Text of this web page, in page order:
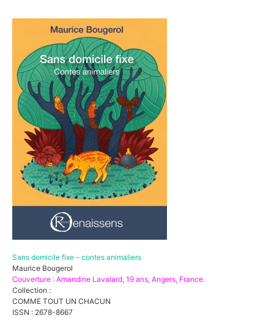
Sans domicile fixe – contes animaliers
Maurice Bougerol
Couverture : Amandine Lavalard, 19 ans, Angers, France.
Collection :
COMME TOUT UN CHACUN
ISSN : 2678-8667